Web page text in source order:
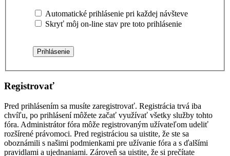
Automatické prihlásenie pri každej návšteve
Skryť môj on-line stav pre toto prihlásenie
Registrovať
Pred prihlásením sa musíte zaregistrovať. Registrácia trvá iba
chvíľu, po prihlásení môžete začať využívať všetky služby tohto
fóra. Administrátor fóra môže registrovaným užívateľom udeliť
rozšírené právomoci. Pred registráciou sa uistite, že ste sa
oboznámili s našimi podmienkami pre užívanie fóra a s ďalšími
pravidlami a ujednaniami. Zároveň sa uistite, že si prečítate